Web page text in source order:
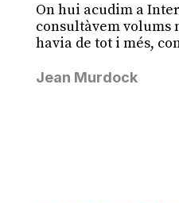
On hui acudim a
consultàvem volums
havia de tot i més,
Jean Murdock